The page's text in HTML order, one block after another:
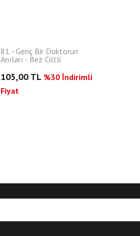
81 - Genç Bir Doktorun
Anıları - Bez Ciltli
105,00 TL %30 İndirimli
Fiyat